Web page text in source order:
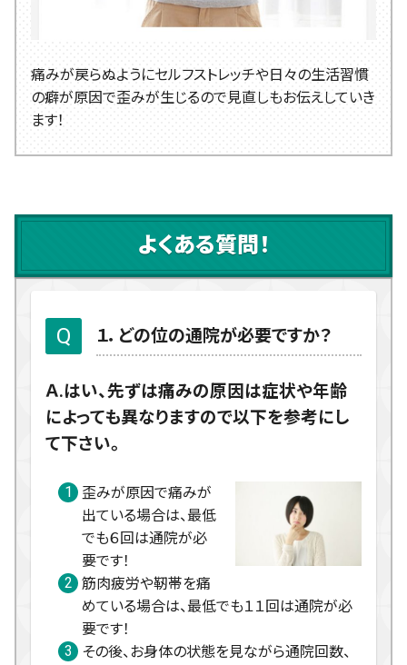
痛みが戻らぬようにセルフストレッチや日々の生活習慣
の癖が原因で歪みが生じるので見直しもお伝えしていき
ます！
よくある質問！
１．どの位の通院が必要ですか？
Ａ.はい、先ずは痛みの原因は症状や年齢
によっても異なりますので以下を参考にし
て下さい。
歪みが原因で痛みが
出ている場合は、最低
でも６回は通院が必
要です！
筋肉疲労や靭帯を痛
めている場合は、最低でも１１回は通院が必
要です！
その後、お身体の状態を見ながら通院回数、